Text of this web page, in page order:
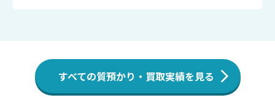
すべての質預かり・買取実績を見る